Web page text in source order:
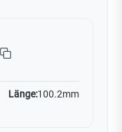
Länge:100.2mm